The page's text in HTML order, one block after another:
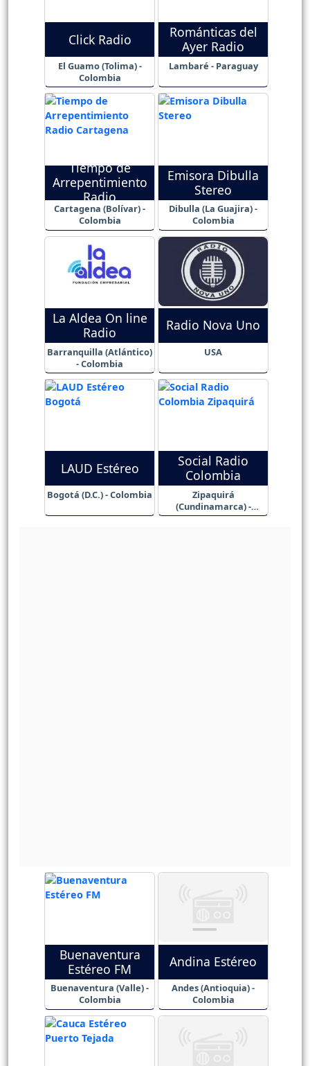
Click Radio
El Guamo (Tolima) -
Colombia
Románticas del
Ayer Radio
Lambaré - Paraguay
Tiempo de
Arrepentimiento
Radio
Cartagena (Bolívar) -
Colombia
Emisora Dibulla
Stereo
Dibulla (La Guajira) -
Colombia
La Aldea On line
Radio
Barranquilla (Atlántico)
- Colombia
Radio Nova Uno
USA
LAUD Estéreo
Bogotá (D.C.) - Colombia
Social Radio
Colombia
Zipaquirá
(Cundinamarca) -
Colombia
Buenaventura
Estéreo FM
Buenaventura (Valle) -
Colombia
Andina Estéreo
Andes (Antioquia) -
Colombia